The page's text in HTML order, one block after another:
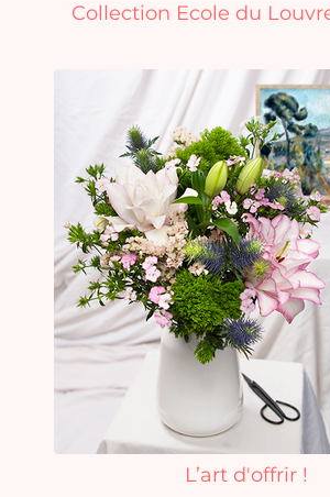
Collection Ecole du
L’art d'offrir !